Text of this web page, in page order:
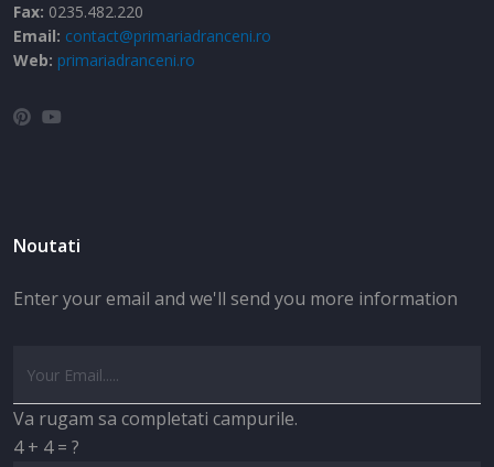
Fax: 0235.482.220
Email: contact@primariadranceni.ro
Web: primariadranceni.ro
Noutati
Enter your email and we'll send you more information
Va rugam sa completati campurile.
4 + 4 = ?